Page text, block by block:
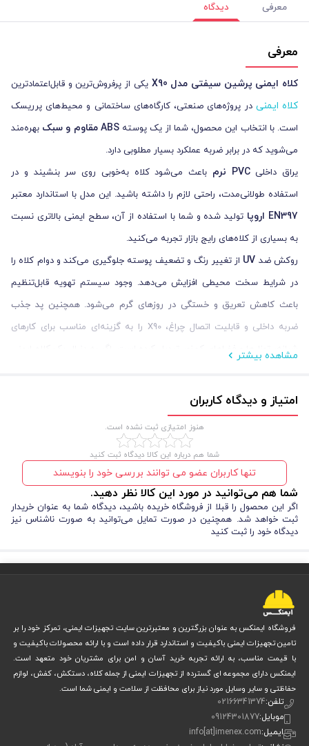
معرفی دیدگاه
معرفی
کلاه ایمنی پرشین سیفتی مدل X90 یکی از پرفروش‌ترین و قابل‌اعتمادترین
کلاه ایمنی در پروژه‌های صنعتی، کارگاه‌های ساختمانی و محیط‌های پرریسک
است. با انتخاب این محصول، شما از یک پوستهABS مقاوم و سبک
بهره‌مند
می‌شوید که در برابر ضربه عملکرد بسیار مطلوبی دارد.
یراق داخلیPVC نرم
باعث می‌شود کلاه به‌خوبی روی سر بنشیند و در
استفاده طولانی‌مدت، راحتی لازم را داشته باشید. این مدل با استاندارد معتبر
EN397 اروپا
تولید شده و شما با استفاده از آن، سطح ایمنی بالاتری نسبت
به بسیاری از کلاه‌های رایج بازار تجربه می‌کنید.
روکش ضد UV از تغییر رنگ و تضعیف پوسته جلوگیری می‌کند و دوام کلاه را
در شرایط سخت محیطی افزایش می‌دهد. وجود سیستم تهویه قابل‌تنظیم
باعث کاهش تعریق و خستگی در روزهای گرم می‌شود. همچنین پد جذب
ضربه داخلی و قابلیت اتصال چراغ، X90 را به گزینه‌ای مناسب برای کارهای
شبانه، تونل‌ها و فضاهای کم‌نور تبدیل کرده است. اگر به دنبال یک کلاه ایمنی
بماند، پرشین سیفتی X90
مزایا و معایب کلاه ایمنی پرشین سیفتی مدل X90
انتخاب
کاری احساس امنیت بیشتری داشته باشید. این مدل امکاناتی دارد که در
کلاه‌های رایج بازار کمتر دیده می‌شود.
مزایا:
پوستهABS سخت و سبک
تست مقاومت تا 2× و 4× نسبت به استاندارد
یراق داخلیPVC نرمبا قابلیت تنظیم سایز
مشاهده بیشتر
امتیاز و دیدگاه کاربران
هنوز امتیازی ثبت نشده است.
شما هم درباره این کالا دیدگاه ثبت کنید
تنها کاربران عضو می توانند بررسی خود را بنویسند
شما هم می‌توانید در مورد این کالا نظر دهید.
اگر این محصول را قبلا از فروشگاه خریده باشید، دیدگاه شما به عنوان خریدار
ثبت خواهد شد. همچنین در صورت تمایل می‌توانید به صورت ناشناس نیز
دیدگاه خود را ثبت کنید
فروشگاه ایمنکس به عنوان بزرگترین و معتبرترین سایت تجهیزات ایمنی، تمرکز خود را بر
تامین تجهیزات ایمنی باکیفیت و استاندارد قرار داده است و با ارائه محصولات باکیفیت و
با قیمت مناسب، به ارائه تجربه خرید آسان و امن برای مشتریان خود متعهد است.
ایمنکس دارای مجموعه ای گسترده از تجهیزات ایمنی از جمله کلاه، دستکش، کفش، لوازم
حفاظتی و سایر وسایل مورد نیاز برای محافظت از سلامت و ایمنی شما است.
تلفن:02166341374
موبایل:09124301877
ایمیل:info[at]imenex.com